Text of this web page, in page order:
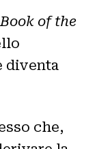
of the
diventa
che,